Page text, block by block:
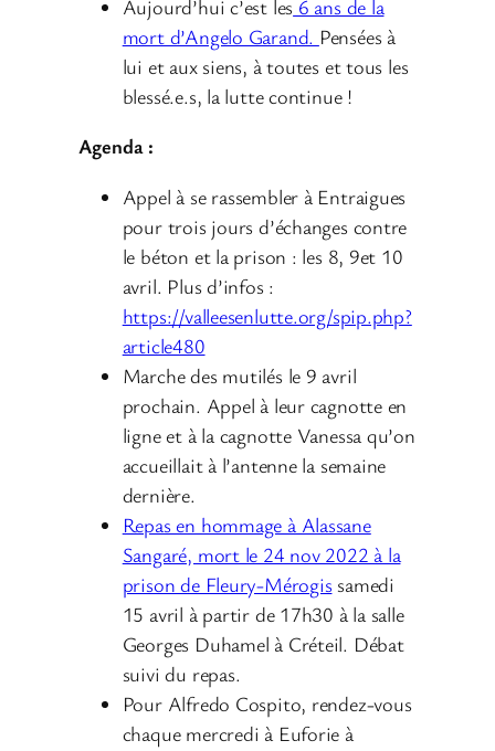
Aujourd’hui c’est les 6 ans de la
mort d’Angelo Garand. Pensées à
lui et aux siens, à toutes et tous les
blessé.e.s, la lutte continue !
Agenda :
Appel à se rassembler à Entraigues
pour trois jours d’échanges contre
le béton et la prison : les 8, 9et 10
avril. Plus d’infos :
https://valleesenlutte.org/spip.php?
article480
Marche des mutilés le 9 avril
prochain. Appel à leur cagnotte en
ligne et à la cagnotte Vanessa qu’on
accueillait à l’antenne la semaine
dernière.
Repas en hommage à Alassane
Sangaré, mort le 24 nov 2022 à la
prison de Fleury-Mérogissamedi
15 avril à partir de 17h30 à la salle
Georges Duhamel à Créteil. Débat
suivi du repas.
Pour Alfredo Cospito, rendez-vous
chaque mercredi à Euforie à